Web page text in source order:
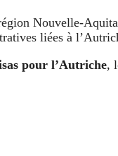
Nouvelle-
liées à
pour l’Autriche,